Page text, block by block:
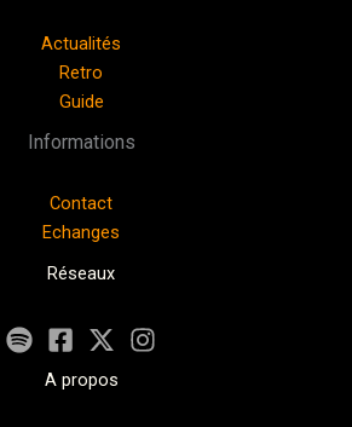
Actualités
Retro
Guide
Informations
Contact
Echanges
Réseaux
A propos